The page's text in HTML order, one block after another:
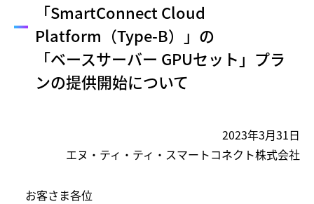
「SmartConnect Cloud
Platform（Type-B）」の
「ベースサーバー GPUセット」プラ
ンの提供開始について
2023年3月31日
エヌ・ティ・ティ・スマートコネクト株式会社
お客さま各位